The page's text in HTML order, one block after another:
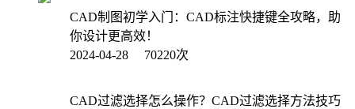
CAD制图初学入门：CAD标注快捷键全攻略，助
你设计更高效！
2024-04-28 70220次
CAD过滤选择怎么操作？CAD过滤选择方法技巧